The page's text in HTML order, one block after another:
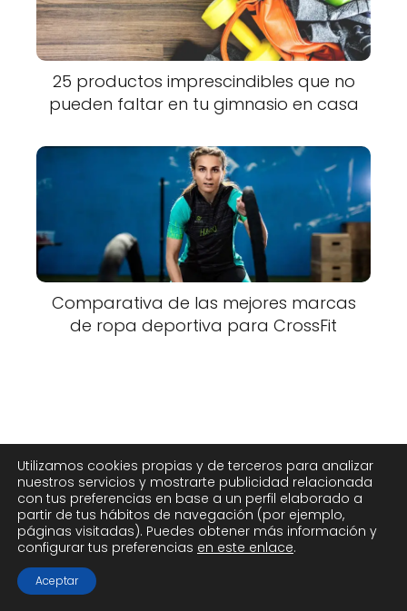
25 productos imprescindibles que no
pueden faltar en tu gimnasio en casa
Comparativa de las mejores marcas
de ropa deportiva para CrossFit
Utilizamos cookies propias y de terceros para analizar
nuestros servicios y mostrarte publicidad relacionada
con tus preferencias en base a un perfil elaborado a
partir de tus hábitos de navegación (por ejemplo,
páginas visitadas). Puedes obtener más información y
configurar tus preferencias en este enlace.
Aceptar